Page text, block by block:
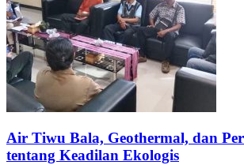
Air Tiwu Bala, Geothermal, dan
tentang Keadilan Ekologis